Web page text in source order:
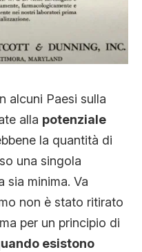
alcuni Paesi sulla
alla potenziale
la quantità di
una singola
sia minima. Va
non è stato ritirato
per un principio di
esistono